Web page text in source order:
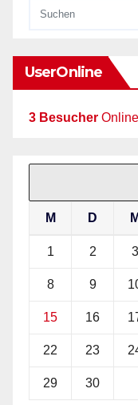
UserOnline
3 Besucher Online
M D M
1 2 3
8 9
15 16
22 23
29 30